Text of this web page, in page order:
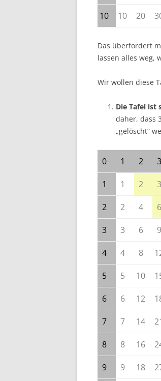
10 10 20
Das überfordert
lassen alles weg,
Wir wollen diese
Die Tafel ist
daher, dass
„gelöscht“
0 1 2 3
1 1 2 3
2 2 4 6
3 3 6 9
4 4 8
5 5 10
6 6 12
7 7 14
8 8 16
9 9 18